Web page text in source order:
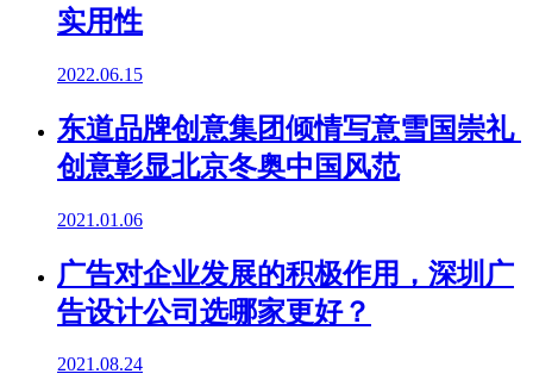
实用性
2022.06.15
东道品牌创意集团倾情写意雪国崇礼
创意彰显北京冬奥中国风范
2021.01.06
广告对企业发展的积极作用，深圳广
告设计公司选哪家更好？
2021.08.24